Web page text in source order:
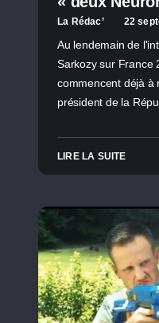
La Rédac’ 22
Au lendemain de
Sarkozy sur France
commencent déjà à
président de la
LIRE LA SUITE